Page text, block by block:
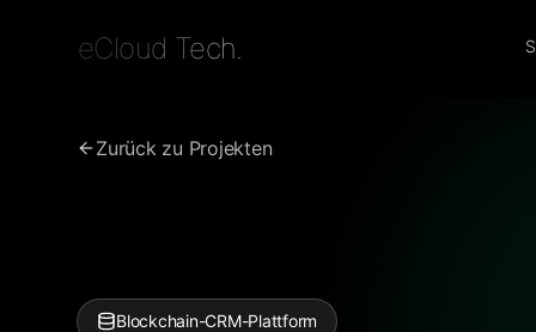
eCloud Tech.
Zurück zu Projekten
Blockchain-CRM-Plattform